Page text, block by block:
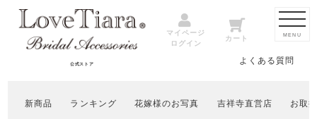
公式ストア
マイページ
ログイン
カート
よくある質問
新商品 ランキング 花嫁様のお写真 吉祥寺直営店 お取
MENU